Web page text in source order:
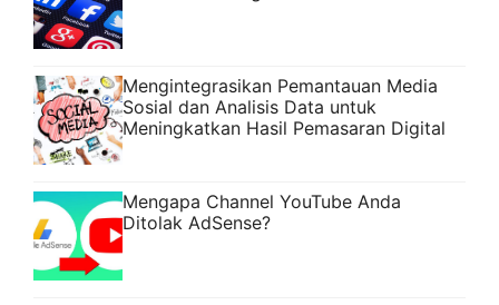
Mengintegrasikan Pemantauan Media
Sosial dan Analisis Data untuk
Meningkatkan Hasil Pemasaran Digital
Mengapa Channel YouTube Anda
Ditolak AdSense?